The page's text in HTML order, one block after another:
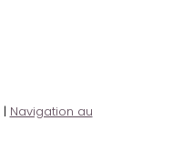
| Navigation au